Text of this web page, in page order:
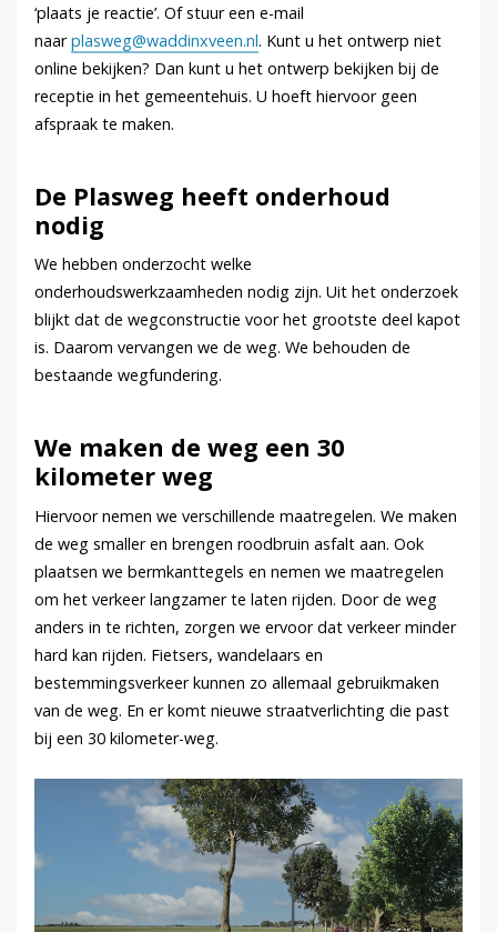
‘plaats je reactie’. Of stuur een e-mail
naarplasweg@waddinxveen.nl. Kunt u het ontwerp niet
online bekijken? Dan kunt u het ontwerp bekijken bij de
receptie in het gemeentehuis. U hoeft hiervoor geen
afspraak te maken.
De Plasweg heeft onderhoud
nodig
We hebben onderzocht welke
onderhoudswerkzaamheden nodig zijn. Uit het onderzoek
blijkt dat de wegconstructie voor het grootste deel kapot
is. Daarom vervangen we de weg. We behouden de
bestaande wegfundering.
We maken de weg een 30
kilometer weg
Hiervoor nemen we verschillende maatregelen. We maken
de weg smaller en brengen roodbruin asfalt aan. Ook
plaatsen we bermkanttegels en nemen we maatregelen
om het verkeer langzamer te laten rijden. Door de weg
anders in te richten, zorgen we ervoor dat verkeer minder
hard kan rijden. Fietsers, wandelaars en
bestemmingsverkeer kunnen zo allemaal gebruikmaken
van de weg. En er komt nieuwe straatverlichting die past
bij een 30 kilometer-weg.